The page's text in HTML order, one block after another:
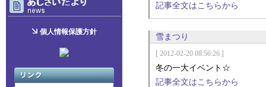
個人情報保護方針
記事全文はこちらから
雪まつり
[ 2012-02-20 08:56:26 ]
冬の一大イベント☆
記事全文はこちらから